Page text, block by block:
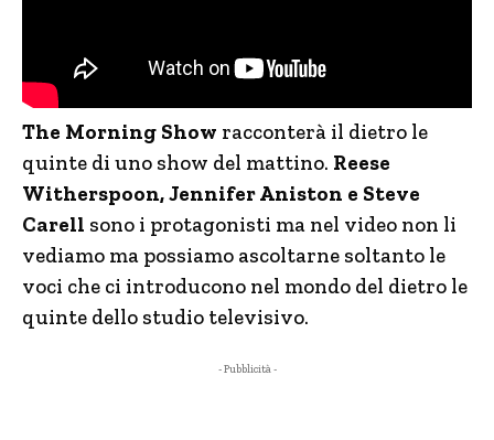
The Morning Show racconterà il dietro le
quinte di uno show del mattino. Reese
Witherspoon, Jennifer Aniston e Steve
Carell sono i protagonisti ma nel video non li
vediamo ma possiamo ascoltarne soltanto le
voci che ci introducono nel mondo del dietro le
quinte dello studio televisivo.
- Pubblicità -